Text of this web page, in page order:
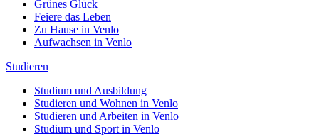
Grünes Glück
Feiere das Leben
Zu Hause in Venlo
Aufwachsen in Venlo
Studieren
Studium und Ausbildung
Studieren und Wohnen in Venlo
Studieren und Arbeiten in Venlo
Studium und Sport in Venlo